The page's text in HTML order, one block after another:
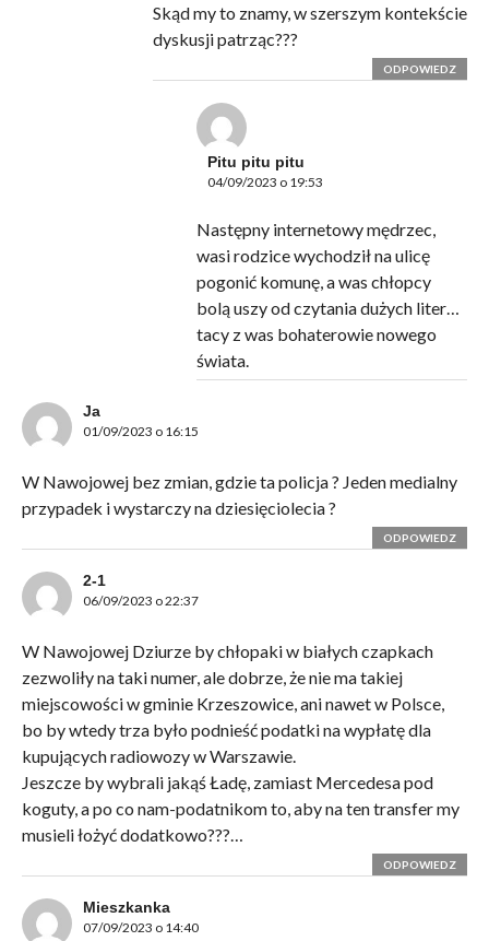
Skąd my to znamy, w szerszym kontekście
dyskusji patrząc???
ODPOWIEDZ
Pitu pitu pitu
04/09/2023 o 19:53
Następny internetowy mędrzec,
wasi rodzice wychodził na ulicę
pogonić komunę, a was chłopcy
bolą uszy od czytania dużych liter…
tacy z was bohaterowie nowego
świata.
Ja
01/09/2023 o 16:15
W Nawojowej bez zmian, gdzie ta policja ? Jeden medialny
przypadek i wystarczy na dziesięciolecia ?
ODPOWIEDZ
2-1
06/09/2023 o 22:37
W Nawojowej Dziurze by chłopaki w białych czapkach
zezwoliły na taki numer, ale dobrze, że nie ma takiej
miejscowości w gminie Krzeszowice, ani nawet w Polsce,
bo by wtedy trza było podnieść podatki na wypłatę dla
kupujących radiowozy w Warszawie.
Jeszcze by wybrali jakąś Ładę, zamiast Mercedesa pod
koguty, a po co nam-podatnikom to, aby na ten transfer my
musieli łożyć dodatkowo???…
ODPOWIEDZ
Mieszkanka
07/09/2023 o 14:40